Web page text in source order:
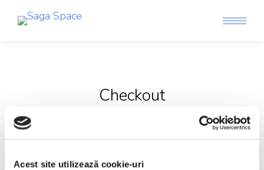
Acest site utilizează cookie-uri
Checkout
[woocommerce_checkout]